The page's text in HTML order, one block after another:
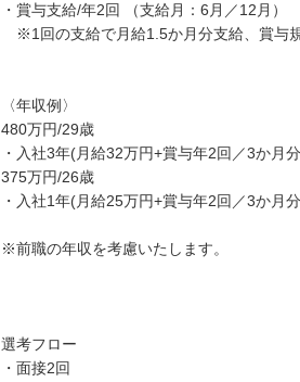
・賞与支給/年2回 （支給月：6月／12月）
※1回の支給で月給1.5か月分支給、賞与
〈年収例〉
480万円/29歳
・入社3年(月給32万円+賞与年2回／3か月
375万円/26歳
・入社1年(月給25万円+賞与年2回／3か月
※前職の年収を考慮いたします。
選考フロー
・面接2回